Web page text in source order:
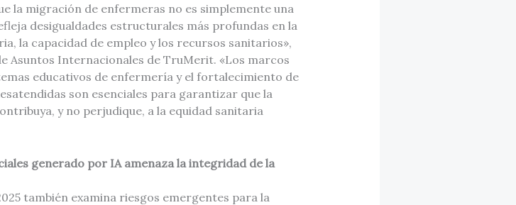
la migración de enfermeras no es simplemente una
desigualdades estructurales más profundas en la
la capacidad de empleo y los recursos sanitarios»,
Asuntos Internacionales de TruMerit. «Los marcos
educativos de enfermería y el fortalecimiento de
son esenciales para garantizar que la
y no perjudique, a la equidad sanitaria
generado por IA amenaza la integridad de la
también examina riesgos emergentes para la